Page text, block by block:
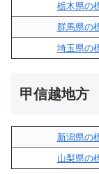
栃木県の
群馬県の
埼玉県の
甲信越地方
新潟県の
山梨県の